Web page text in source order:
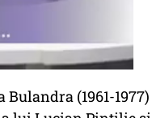
(1961-1977)